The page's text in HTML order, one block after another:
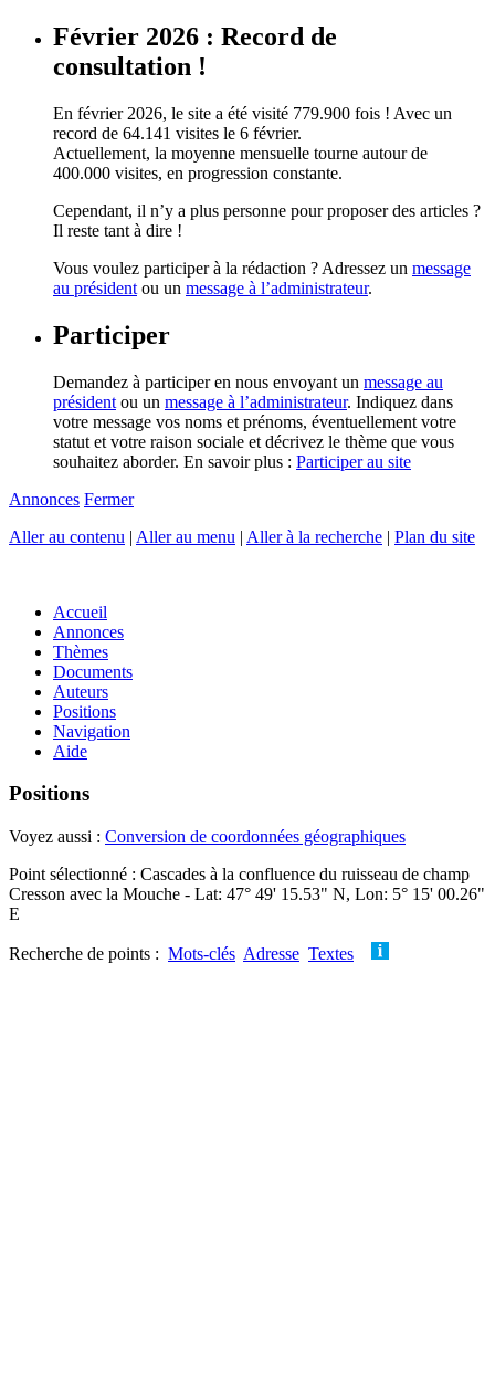
Février 2026 : Record de
consultation !
En février 2026, le site a été visité 779.900 fois ! Avec un
record de 64.141 visites le 6 février.
Actuellement, la moyenne mensuelle tourne autour de
400.000 visites, en progression constante.
Cependant, il n’y a plus personne pour proposer des articles ?
Il reste tant à dire !
Vous voulez participer à la rédaction ? Adressez un message
au président ou un message à l’administrateur.
Participer
Demandez à participer en nous envoyant un message au
président ou un message à l’administrateur. Indiquez dans
votre message vos noms et prénoms, éventuellement votre
statut et votre raison sociale et décrivez le thème que vous
souhaitez aborder. En savoir plus : Participer au site
Annonces Fermer
Aller au contenu | Aller au menu | Aller à la recherche | Plan du site
Accueil
Annonces
Thèmes
Documents
Auteurs
Positions
Navigation
Aide
Positions
Voyez aussi : Conversion de coordonnées géographiques
Point sélectionné : Cascades à la confluence du ruisseau de champ
Cresson avec la Mouche - Lat: 47° 49' 15.53" N, Lon: 5° 15' 00.26"
E
Recherche de points : Mots-clés Adresse Textes